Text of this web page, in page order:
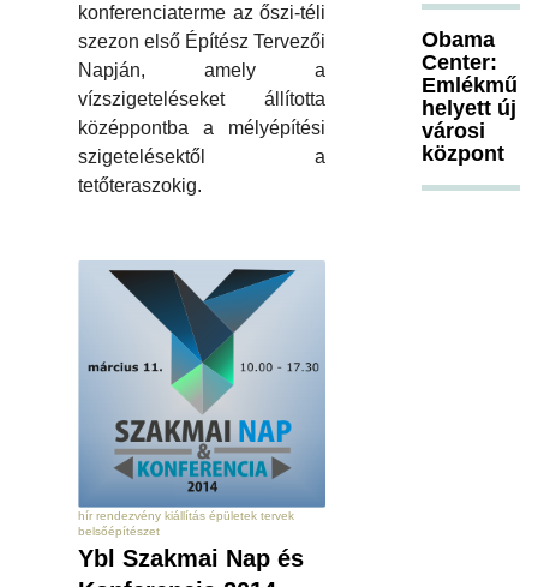
konferenciaterme az őszi-téli
szezon első Építész Tervezői
Napján, amely a
vízszigeteléseket állította
középpontba a mélyépítési
szigetelésektől a
tetőteraszokig.
hír rendezvény kiállítás épületek tervek
belsőépítészet
Ybl Szakmai Nap és
Obama
Center:
Emlékmű
helyett új
városi
központ